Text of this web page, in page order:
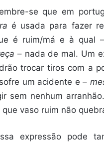
se que em
é usada para fazer
é ruim/má e à qual –
– nada de mal. Um
trocar tiros com a
um acidente e –
sem nenhum
vaso ruim não
expressão pode